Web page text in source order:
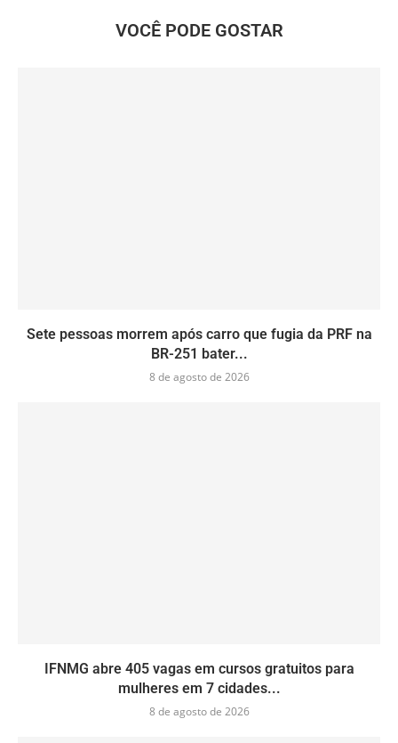
VOCÊ PODE GOSTAR
Sete pessoas morrem após carro que fugia da PRF na
BR-251 bater...
8 de agosto de 2026
IFNMG abre 405 vagas em cursos gratuitos para
mulheres em 7 cidades...
8 de agosto de 2026